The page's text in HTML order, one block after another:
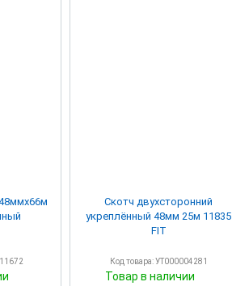
Скотч двухсторонний
укреплённый 48мм 25м 11835
FIT
Код товара: УТ000004281
Товар в наличии